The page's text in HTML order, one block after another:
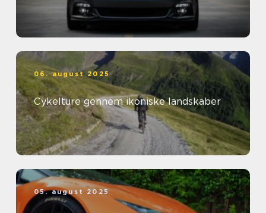
06. august 2025
Cykelture gennem ikoniske landskaber
05. august 2025